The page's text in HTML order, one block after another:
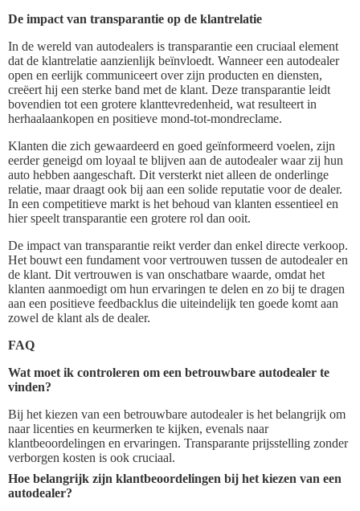
De impact van transparantie op de klantrelatie
In de wereld van autodealers is transparantie een cruciaal element
dat de klantrelatie aanzienlijk beïnvloedt. Wanneer een autodealer
open en eerlijk communiceert over zijn producten en diensten,
creëert hij een sterke band met de klant. Deze transparantie leidt
bovendien tot een grotere klanttevredenheid, wat resulteert in
herhaalaankopen en positieve mond-tot-mondreclame.
Klanten die zich gewaardeerd en goed geïnformeerd voelen, zijn
eerder geneigd om loyaal te blijven aan de autodealer waar zij hun
auto hebben aangeschaft. Dit versterkt niet alleen de onderlinge
relatie, maar draagt ook bij aan een solide reputatie voor de dealer.
In een competitieve markt is het behoud van klanten essentieel en
hier speelt transparantie een grotere rol dan ooit.
De impact van transparantie reikt verder dan enkel directe verkoop.
Het bouwt een fundament voor vertrouwen tussen de autodealer en
de klant. Dit vertrouwen is van onschatbare waarde, omdat het
klanten aanmoedigt om hun ervaringen te delen en zo bij te dragen
aan een positieve feedbacklus die uiteindelijk ten goede komt aan
zowel de klant als de dealer.
FAQ
Wat moet ik controleren om een betrouwbare autodealer te
vinden?
Bij het kiezen van een betrouwbare autodealer is het belangrijk om
naar licenties en keurmerken te kijken, evenals naar
klantbeoordelingen en ervaringen. Transparante prijsstelling zonder
verborgen kosten is ook cruciaal.
Hoe belangrijk zijn klantbeoordelingen bij het kiezen van een
autodealer?